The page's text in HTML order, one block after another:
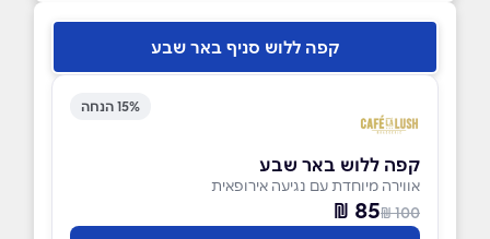
קפה ללוש סניף באר שבע
15% הנחה
קפה ללוש באר שבע
אווירה מיוחדת עם נגיעה אירופאית
100 ₪
85 ₪